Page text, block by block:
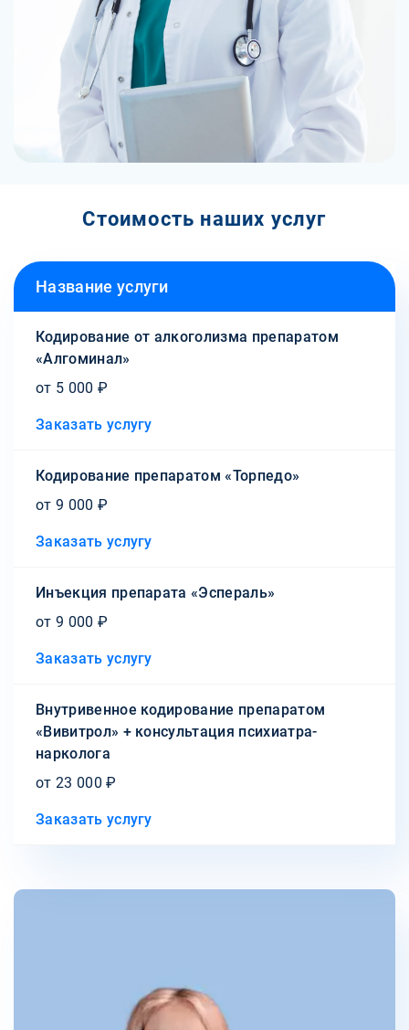
Стоимость наших услуг
Название услуги
Кодирование от алкоголизма препаратом
«Алгоминал»
от 5 000 ₽
Заказать услугу
Кодирование препаратом «Торпедо»
от 9 000 ₽
Заказать услугу
Инъекция препарата «Эспераль»
от 9 000 ₽
Заказать услугу
Внутривенное кодирование препаратом
«Вивитрол» + консультация психиатра-
нарколога
от 23 000 ₽
Заказать услугу